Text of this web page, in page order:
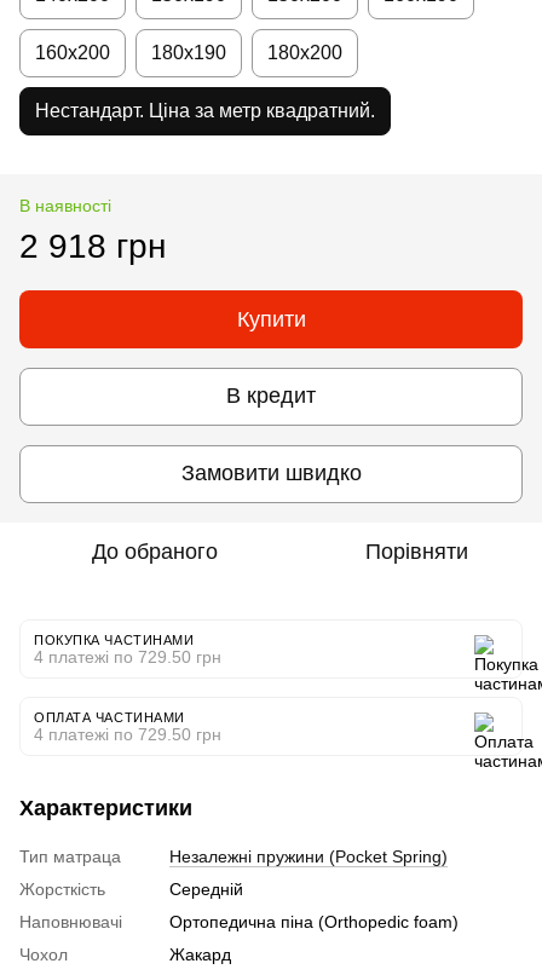
160х200 180х190 180х200
Нестандарт. Ціна за метр квадратний.
В наявності
2 918 грн
Купити
В кредит
Замовити швидко
До обраного Порівняти
ПОКУПКА ЧАСТИНАМИ
4 платежі по 729.50 грн
ОПЛАТА ЧАСТИНАМИ
4 платежі по 729.50 грн
Характеристики
Тип матраца
Незалежні пружини (Pocket Spring)
Жорсткість
Середній
Наповнювачі
Ортопедична піна (Orthopedic foam)
Чохол
Жакард